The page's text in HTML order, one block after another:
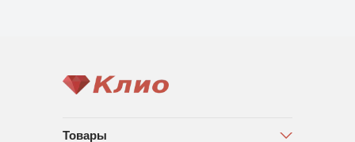
Товары